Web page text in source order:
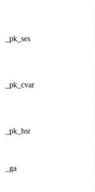
_pk_ses
_pk_cvar
_pk_hsr
_ga